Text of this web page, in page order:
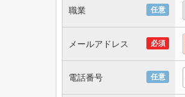
任意
職業
必須
メールアドレス
任意
電話番号